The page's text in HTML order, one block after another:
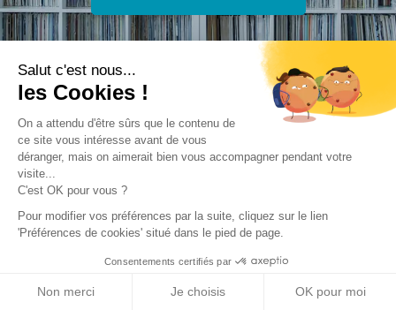
Salut c'est nous...
les Cookies !
On a attendu d'être sûrs que le contenu de
ce site vous intéresse avant de vous
déranger, mais on aimerait bien vous accompagner pendant votre
visite...
C'est OK pour vous ?
Pour modifier vos préférences par la suite, cliquez sur le lien
'Préférences de cookies' situé dans le pied de page.
Consentements certifiés par
Non merci Je choisis OK pour moi
Trouver une réalisation/ Construction neuve
individuelle/Villa Surf Bleu